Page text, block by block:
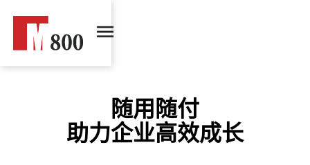
随用随付
助力企业高效成长